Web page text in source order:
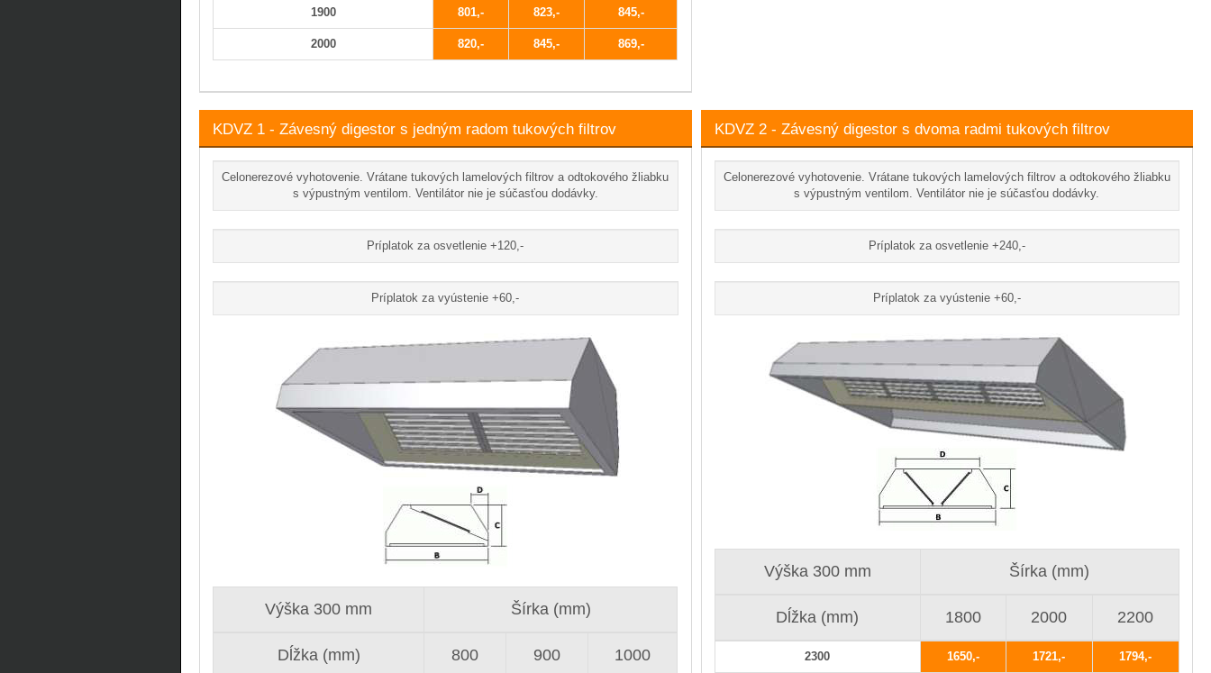
1900 801 823 845
2000 820 845 869
KDVZ 1 - Závesný digestor s jedným radom tukových filtrov
Celonerezové vyhotovenie. Vrátane tukových lamelových filtrov a odtokového žliabku
s výpustným ventilom. Ventilátor nie je súčasťou dodávky.
Príplatok za osvetlenie +120,-
Príplatok za vyústenie +60,-
Výška 300 mm Šírka (mm)
Dĺžka (mm) 800 900 1000
KDVZ 2 - Závesný digestor s dvoma radmi tukových filtrov
Celonerezové vyhotovenie. Vrátane tukových lamelových filtrov a odtokového žliabku
s výpustným ventilom. Ventilátor nie je súčasťou dodávky.
Príplatok za osvetlenie +240,-
Príplatok za vyústenie +60,-
Výška 300 mm Šírka (mm)
Dĺžka (mm) 1800 2000 2200
2300 1650 1721 1794